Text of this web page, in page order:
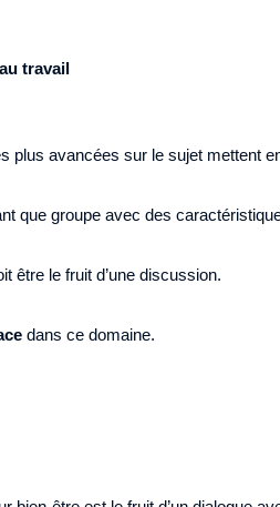
travail
plus avancées sur le sujet mettent
que groupe avec des
être le fruit d’une discussion.
dans ce domaine.